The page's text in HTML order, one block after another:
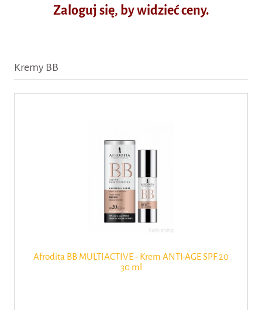
Zaloguj się, by widzieć ceny.
Kremy BB
Afrodita BB MULTIACTIVE - Krem ANTI-AGE SPF 20
30 ml